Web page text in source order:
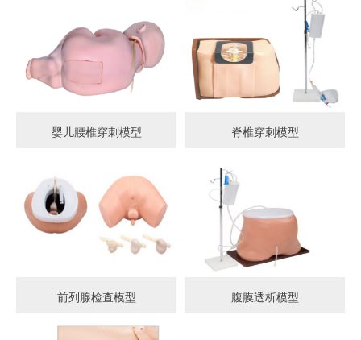
婴儿腰椎穿刺模型 脊椎穿刺模型
前列腺检查模型 腹膜透析模型